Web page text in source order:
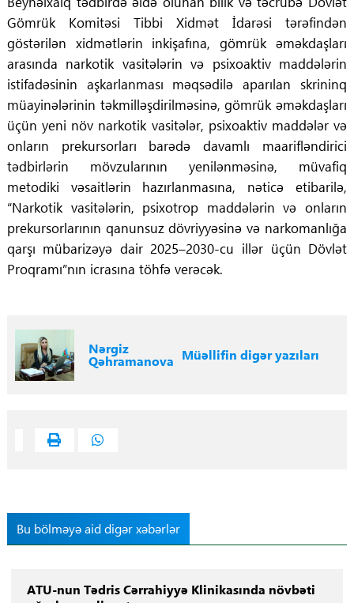
Gömrük Komitəsi Tibbi Xidmət İdarəsi tərəfindən
göstərilən xidmətlərin inkişafına, gömrük əməkdaşları
arasında narkotik vasitələrin və psixoaktiv maddələrin
istifadəsinin aşkarlanması məqsədilə aparılan skrininq
müayinələrinin təkmilləşdirilməsinə, gömrük əməkdaşları
üçün yeni növ narkotik vasitələr, psixoaktiv maddələr və
onların prekursorları barədə davamlı maarifləndirici
tədbirlərin mövzularının yenilənməsinə, müvafiq
metodiki vəsaitlərin hazırlanmasına, nəticə etibarilə,
“Narkotik vasitələrin, psixotrop maddələrin və onların
prekursorlarının qanunsuz dövriyyəsinə və narkomanlığa
qarşı mübarizəyə dair 2025–2030-cu illər üçün Dövlət
Proqramı”nın icrasına töhfə verəcək.
Nərgiz
Qəhramanova Müəllifin digər yazıları
Bu bölməyə aid digər xəbərlər
ATU-nun Tədris Cərrahiyyə Klinikasında növbəti